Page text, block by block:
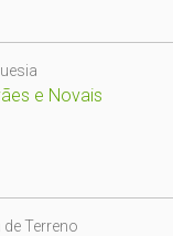
e Novais
de Terreno